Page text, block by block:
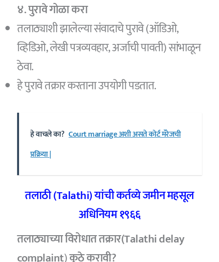
४. पुरावे गोळा करा
तलाठ्याशी झालेल्या संवादाचे पुरावे (ऑडिओ,
व्हिडिओ, लेखी पत्रव्यवहार, अर्जाची पावती) सांभाळून
ठेवा.
हे पुरावे तक्रार करताना उपयोगी पडतात.
हे वाचले का? Court marriage अशी असते कोर्ट मॅरेजची
प्रक्रिया |
तलाठी (Talathi) यांची कर्तव्ये जमीन महसूल
अधिनियम १९६६
तलाठ्याच्या विरोधात तक्रार(Talathi delay
complaint)कुठे करावी?